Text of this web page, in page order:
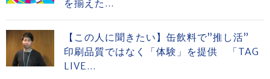
を揃えた...
【この人に聞きたい】缶飲料で”推し活”
印刷品質ではなく「体験」を提供 「TAG
LIVE...